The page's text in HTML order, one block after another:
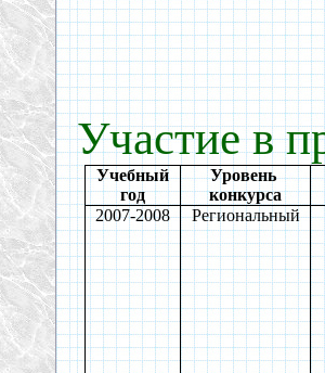
Участие в
Учебный
год
Уровень
конкурса
2007-2008
Региональный